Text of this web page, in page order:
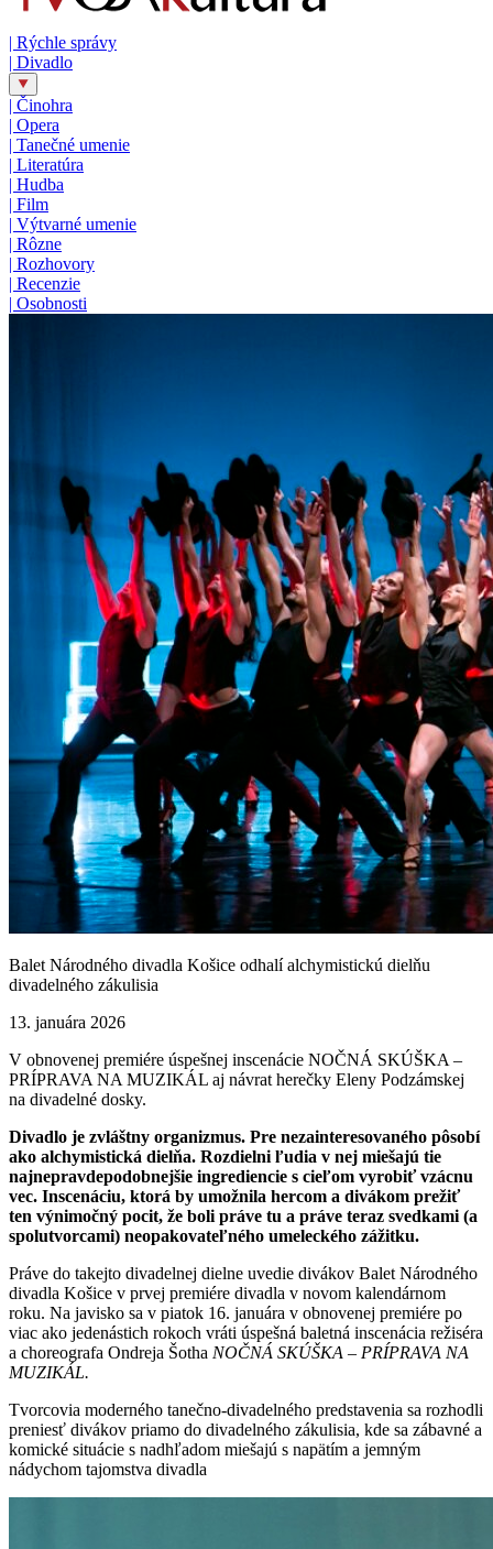
| Rýchle správy
| Divadlo
| Činohra
| Opera
| Tanečné umenie
| Literatúra
| Hudba
| Film
| Výtvarné umenie
| Rôzne
| Rozhovory
| Recenzie
| Osobnosti
Balet Národného divadla Košice odhalí alchymistickú dielňu
divadelného zákulisia
13. januára 2026
V obnovenej premiére úspešnej inscenácie NOČNÁ SKÚŠKA –
PRÍPRAVA NA MUZIKÁL aj návrat herečky Eleny Podzámskej
na divadelné dosky.
Divadlo je zvláštny organizmus. Pre nezainteresovaného pôsobí
ako alchymistická dielňa. Rozdielni ľudia v nej miešajú tie
najnepravdepodobnejšie ingrediencie s cieľom vyrobiť vzácnu
vec. Inscenáciu, ktorá by umožnila hercom a divákom prežiť
ten výnimočný pocit, že boli práve tu a práve teraz svedkami (a
spolutvorcami) neopakovateľného umeleckého zážitku.
Práve do takejto divadelnej dielne uvedie divákov Balet Národného
divadla Košice v prvej premiére divadla v novom kalendárnom
roku. Na javisko sa v piatok 16. januára v obnovenej premiére po
viac ako jedenástich rokoch vráti úspešná baletná inscenácia režiséra
a choreografa Ondreja Šotha NOČNÁ SKÚŠKA – PRÍPRAVA NA
MUZIKÁL.
Tvorcovia moderného tanečno-divadelného predstavenia sa rozhodli
preniesť divákov priamo do divadelného zákulisia, kde sa zábavné a
komické situácie s nadhľadom miešajú s napätím a jemným
nádychom tajomstva divadla